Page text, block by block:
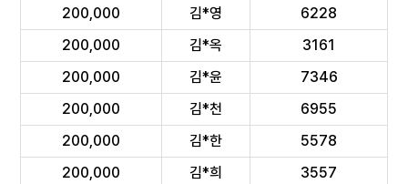
200,000
김*영
6228
200,000
김*옥
3161
200,000
김*윤
7346
200,000
김*천
6955
200,000
김*한
5578
200,000
김*희
3557